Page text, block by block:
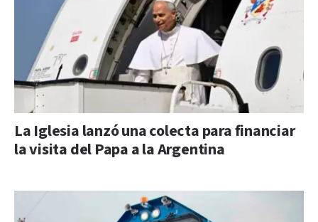
La Iglesia lanzó una colecta para financiar
la visita del Papa a la Argentina